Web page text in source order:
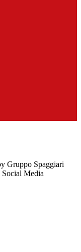
Gruppo Spaggiari
Media